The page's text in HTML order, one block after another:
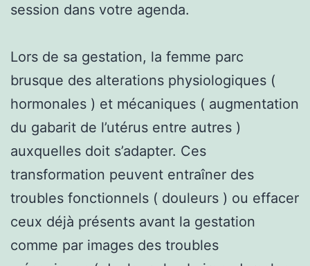
session dans votre agenda.
Lors de sa gestation, la femme parc
brusque des alterations physiologiques (
hormonales ) et mécaniques ( augmentation
du gabarit de l’utérus entre autres )
auxquelles doit s’adapter. Ces
transformation peuvent entraîner des
troubles fonctionnels ( douleurs ) ou effacer
ceux déjà présents avant la gestation
comme par images des troubles